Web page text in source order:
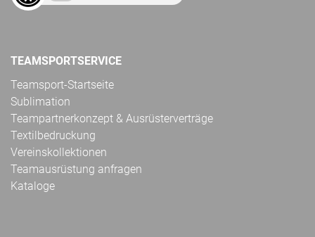
TEAMSPORTSERVICE
Teamsport-Startseite
Sublimation
Teampartnerkonzept & Ausrüsterverträge
Textilbedruckung
Vereinskollektionen
Teamausrüstung anfragen
Kataloge